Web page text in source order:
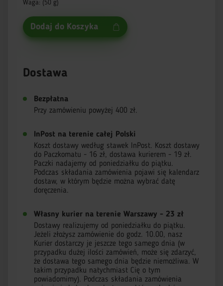
Waga: (50 g)
Dodaj do Koszyka
Dostawa
Bezpłatna
Przy zamówieniu powyżej 400 zł.
InPost na terenie całej Polski
Koszt dostawy według stawek InPost. Koszt dostawy
do Paczkomatu - 16 zł, dostawa kurierem - 19 zł.
Paczki nadajemy od poniedziałku do piątku.
Podczas składania zamówienia pojawi się kalendarz
dostaw, w którym będzie można wybrać datę
doręczenia.
Własny kurier na terenie Warszawy - 23 zł
Dostawy realizujemy od poniedziałku do piątku.
Jeżeli złożysz zamówienie do godz. 10.00, nasz
Kurier dostarczy je jeszcze tego samego dnia (w
przypadku dużej ilości zamówień, może się zdarzyć,
że dostawa tego samego dnia będzie niemożliwa. W
takim przypadku natychmiast Cię o tym
powiadomimy). Podczas składania zamówienia